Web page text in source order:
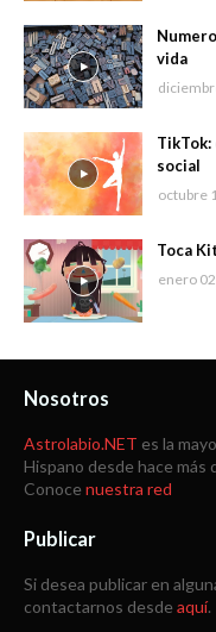
vida
TikTok:
social
octubre
Toca
enero
Nosotros
Astrolabio.NET es la
Hispano desde hace más
Conoce nuestra red
Publicar
Si desea publicar en
contactarnos desde aquí.